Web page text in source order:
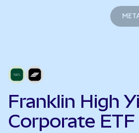
Franklin High
Corporate